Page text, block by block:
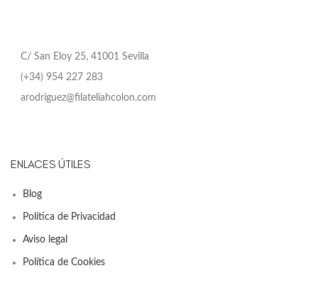
C/ San Eloy 25, 41001 Sevilla
(+34) 954 227 283
arodriguez@filateliahcolon.com
ENLACES ÚTILES
Blog
Política de Privacidad
Aviso legal
Política de Cookies